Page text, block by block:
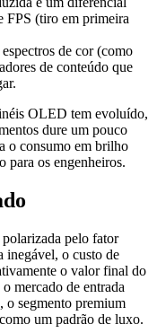
FPS (tiro em primeira
de cor (como
de conteúdo que
OLED tem evoluído,
dure um pouco
o consumo em brilho
para os engenheiros.
pelo fator
inegável, o custo de
o valor final do
mercado de entrada
o segmento premium
um padrão de luxo.